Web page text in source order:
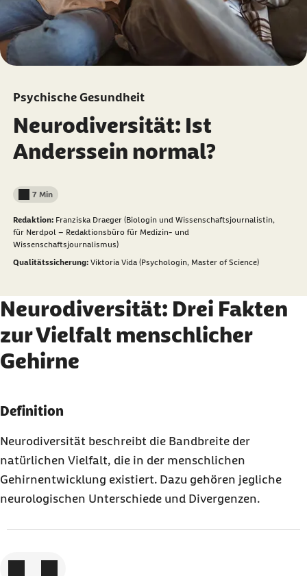
Psychische Gesundheit
Neurodiversität: Ist
Anderssein normal?
Lesedauer weniger als
7 Min
Redaktion: Franziska Draeger (Biologin und Wissenschaftsjournalistin,
für Nerdpol – Redaktionsbüro für Medizin- und
Wissenschaftsjournalismus)
Qualitätssicherung: Viktoria Vida (Psychologin, Master of Science)
Neurodiversität: Drei Fakten
zur Vielfalt menschlicher
Gehirne
Karussell mit 3 Elementen
Element 1 von 3
Definition
Neurodiversität beschreibt die Bandbreite der
natürlichen Vielfalt, die in der menschlichen
Gehirnentwicklung existiert. Dazu gehören jegliche
neurologischen Unterschiede und Divergenzen.